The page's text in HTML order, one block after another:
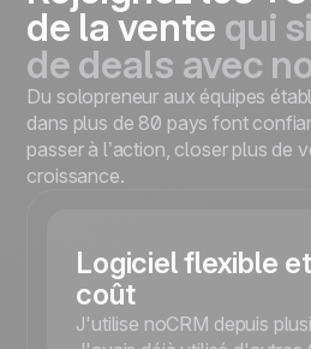
de la vente qui
de deals avec
Du solopreneur aux équipes
dans plus de 80 pays font
passer à l’action, closer plus de
croissance.
Logiciel flexible
coût
J'utilise noCRM depuis